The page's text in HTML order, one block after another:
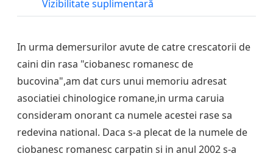
Vizibilitate suplimentară
In urma demersurilor avute de catre crescatorii de
caini din rasa "ciobanesc romanesc de
bucovina",am dat curs unui memoriu adresat
asociatiei chinologice romane,in urma caruia
consideram onorant ca numele acestei rase sa
redevina national. Daca s-a plecat de la numele de
ciobanesc romanesc carpatin si in anul 2002 s-a